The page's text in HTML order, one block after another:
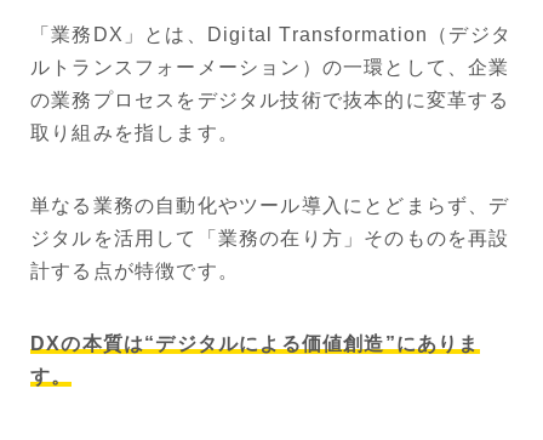
「業務DX」とは、Digital Transformation（デジタ
ルトランスフォーメーション）の一環として、企業
の業務プロセスをデジタル技術で抜本的に変革する
取り組みを指します。
単なる業務の自動化やツール導入にとどまらず、デ
ジタルを活用して「業務の在り方」そのものを再設
計する点が特徴です。
DXの本質は“デジタルによる価値創造”にありま
す。